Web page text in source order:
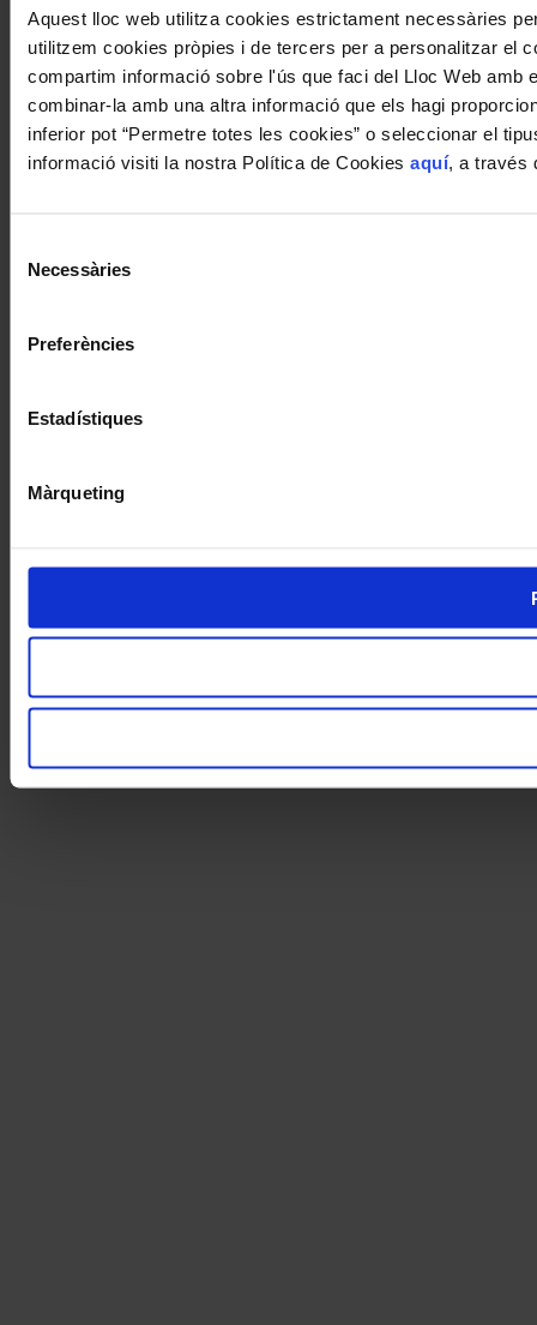
Aquest lloc web utilitza cookies estrictament necessàries
utilitzem cookies pròpies i de tercers per a personalitzar el
compartim informació sobre l'ús que faci del Lloc Web
combinar-la amb una altra informació que els hagi
inferior pot “Permetre totes les cookies” o seleccionar el
informació visiti la nostra Política de Cookies aquí, a través
Necessàries
Preferències
Estadístiques
Màrqueting